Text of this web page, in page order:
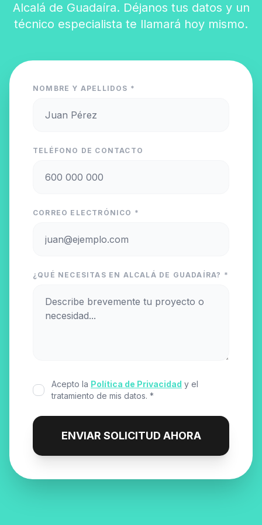
Alcalá de Guadaíra. Déjanos tus datos y un
técnico especialista te llamará hoy mismo.
NOMBRE Y APELLIDOS *
TELÉFONO DE CONTACTO
CORREO ELECTRÓNICO *
¿QUÉ NECESITAS EN ALCALÁ DE GUADAÍRA? *
Acepto la Política de Privacidad y el
tratamiento de mis datos. *
ENVIAR SOLICITUD AHORA